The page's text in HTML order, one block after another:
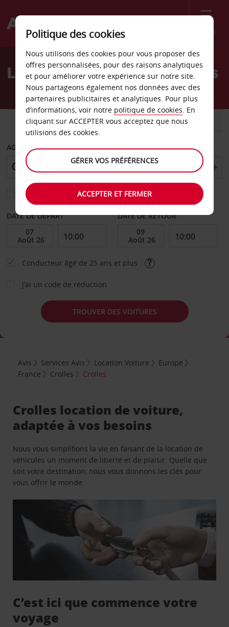
Menu
Welcome
AvisLocation de voiture Crolles
VOITURE UTILITAIRE
AGENCE DE DÉPART
Sélectionnez une autre agence de retour
DATE DE DÉPART DATE DE RETOUR
Conducteur âgé de 25 ans et plus
J’ai un code de réduction
TROUVER DES VOITURES
Avis Services Avis Location Voiture
Europe
France
Crolles Crolles
Crolles location de voiture,
adaptée à vos besoins
Nous vous simplifions la vie en faisant de la location de
véhicules un moment de liberté et de plaisir. Quelle que
soit votre destination, nous vous donnons les clés pour
vous offrir le monde.
C’est ici que commence votre
voyage
Politique des cookies
Nous utilisons des cookies pour vous proposer des
offres personnalisées, pour des raisons analytiques
et pour améliorer votre expérience sur notre site.
Nous partageons également nos données avec des
partenaires publicitaires et analytiques. Pour plus
d’informations, voir notre politique de cookies. En
cliquant sur ACCEPTER vous acceptez que nous
utilisions des cookies.
GÉRER VOS PRÉFÉRENCES
ACCEPTER ET FERMER